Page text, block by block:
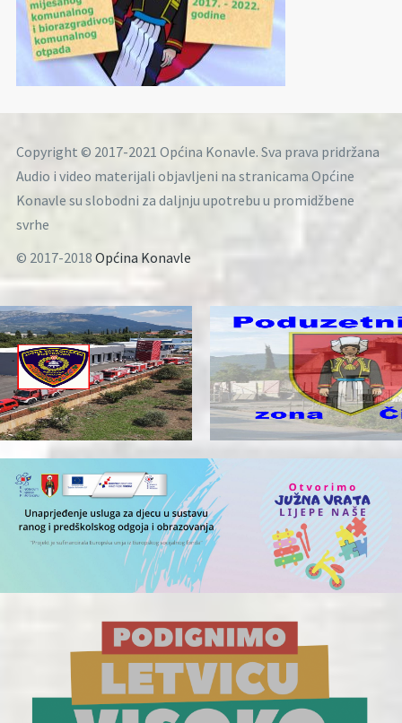
Copyright © 2017-2021 Općina Konavle. Sva prava pridržana
Audio i video materijali objavljeni na stranicama Općine
Konavle su slobodni za daljnju upotrebu u promidžbene
svrhe
© 2017-2018 Općina Konavle